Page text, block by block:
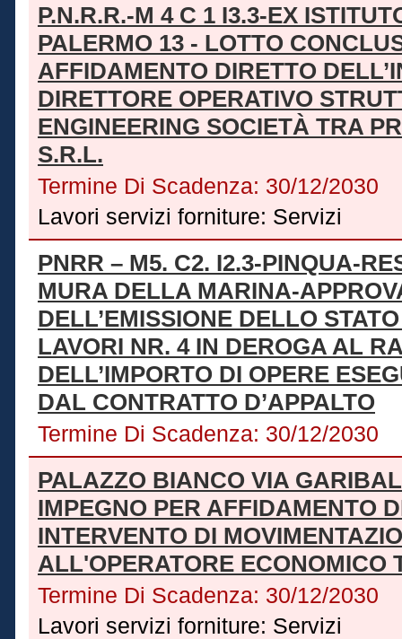
P.N.R.R.-M 4 C 1 I3.3-EX
PALERMO 13 - LOTTO
AFFIDAMENTO DIRETTO
DIRETTORE OPERATIVO
ENGINEERING SOCIETÀ TRA
S.R.L.
Termine Di Scadenza: 30/12/2030
Lavori servizi forniture: Servizi
PNRR – M5. C2. I2.3-PINQUA-
MURA DELLA MARINA-
DELL’EMISSIONE DELLO
LAVORI NR. 4 IN DEROGA AL
DELL’IMPORTO DI OPERE
DAL CONTRATTO D’APPALTO
Termine Di Scadenza: 30/12/2030
PALAZZO BIANCO VIA
IMPEGNO PER AFFIDAMENTO
INTERVENTO DI
ALL'OPERATORE ECONOMICO
Termine Di Scadenza: 30/12/2030
Lavori servizi forniture: Servizi